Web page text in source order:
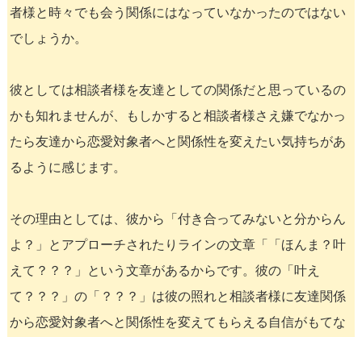
者様と時々でも会う関係にはなっていなかったのではない
でしょうか。
彼としては相談者様を友達としての関係だと思っているの
かも知れませんが、もしかすると相談者様さえ嫌でなかっ
たら友達から恋愛対象者へと関係性を変えたい気持ちがあ
るように感じます。
その理由としては、彼から「付き合ってみないと分からん
よ？」とアプローチされたりラインの文章「「ほんま？叶
えて？？？」という文章があるからです。彼の「叶え
て？？？」の「？？？」は彼の照れと相談者様に友達関係
から恋愛対象者へと関係性を変えてもらえる自信がもてな